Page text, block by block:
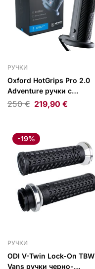
РУЧКИ
Oxford HotGrips Pro 2.0
Adventure ручки с
подогревом
250€ 219,90 €
-19%
РУЧКИ
ODI V-Twin Lock-On TBW
Vans ручки черно-